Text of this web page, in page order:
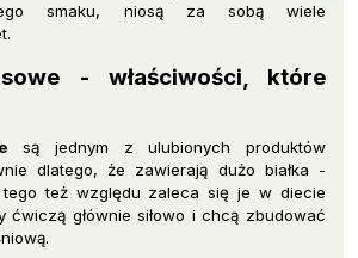
smaku, niosą za sobą wiele
- właściwości, które
są jednym z ulubionych produktów
dlatego, że zawierają dużo białka -
też względu zaleca się je w diecie
ćwiczą głównie siłowo i chcą zbudować